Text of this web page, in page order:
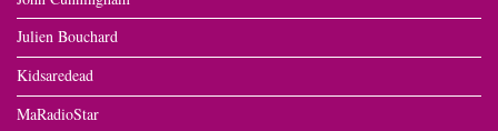
Julien Bouchard
Kidsaredead
MaRadioStar